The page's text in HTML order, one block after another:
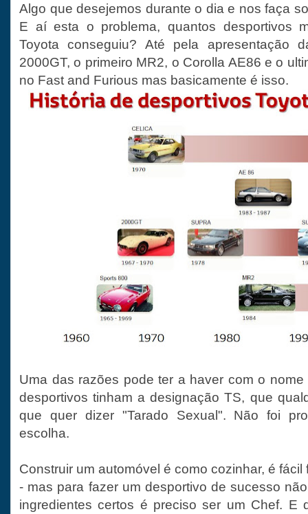
Algo que desejemos durante o dia e nos faça
E aí esta o problema, quantos desportivos
Toyota conseguiu? Até pela apresentação
2000GT, o primeiro MR2, o Corolla AE86 e o
no Fast and Furious mas basicamente é isso.
Uma das razões pode ter a haver com o
desportivos tinham a designação TS, que
que quer dizer "Tarado Sexual". Não foi
escolha.
Construir um automóvel é como cozinhar, é
- mas para fazer um desportivo de sucesso
ingredientes certos é preciso ser um Chef. E